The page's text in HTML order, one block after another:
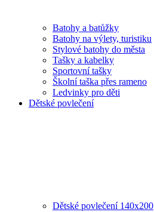
Batohy a batůžky
Batohy na výlety, turistiku
Stylové batohy do města
Tašky a kabelky
Sportovní tašky
Školní taška přes rameno
Ledvinky pro děti
Dětské povlečení
Dětské povlečení 140x200